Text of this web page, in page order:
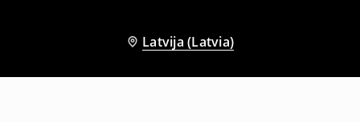
Latvija (Latvia)